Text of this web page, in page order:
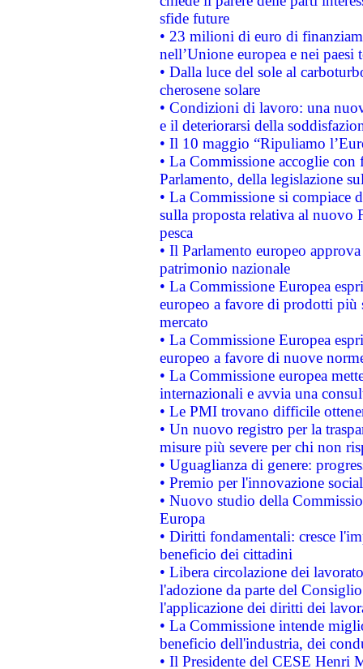
sfide future
• 23 milioni di euro di
nell’Unione europea e nei paesi
• Dalla luce del sole al
cherosene solare
• Condizioni di lavoro: una
e il deteriorarsi della
• Il 10 maggio “Ripuliamo
• La Commissione accoglie
Parlamento, della legislazione
• La Commissione si compiace
sulla proposta relativa al nuovo
pesca
• Il Parlamento europeo
patrimonio nazionale
• La Commissione Europea
europeo a favore di prodotti
mercato
• La Commissione Europea
europeo a favore di nuove
• La Commissione europea
internazionali e avvia una
• Le PMI trovano difficile
• Un nuovo registro per la
misure più severe per chi non
• Uguaglianza di genere:
• Premio per l'innovazione
• Nuovo studio della
Europa
• Diritti fondamentali: cresce
beneficio dei cittadini
• Libera circolazione dei
l'adozione da parte del
l'applicazione dei diritti dei
• La Commissione intende
beneficio dell'industria, dei
• Il Presidente del CESE Henri